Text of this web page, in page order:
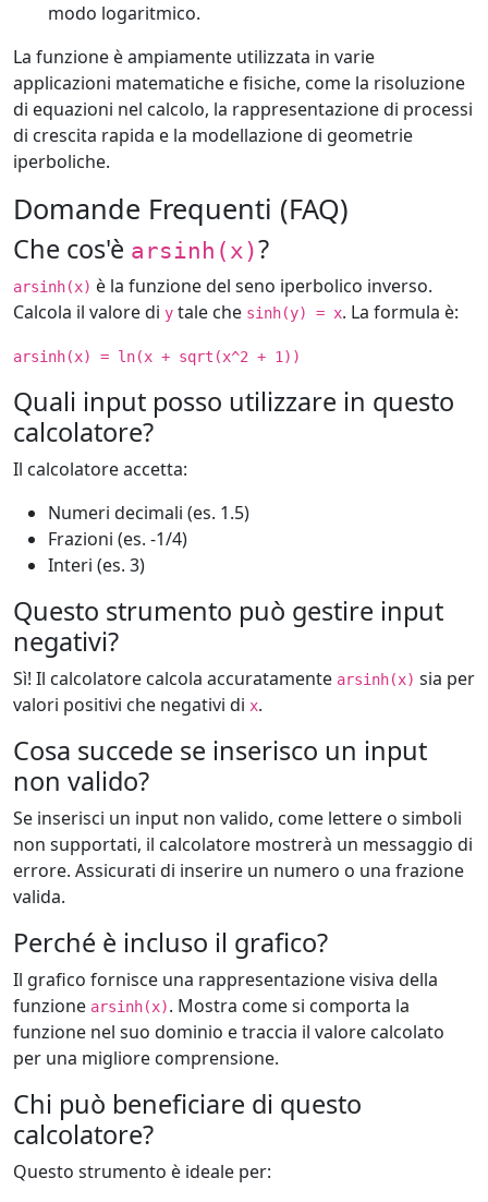
modo logaritmico.
La funzione è ampiamente utilizzata in varie
applicazioni matematiche e fisiche, come la risoluzione
di equazioni nel calcolo, la rappresentazione di processi
di crescita rapida e la modellazione di geometrie
iperboliche.
Domande Frequenti (FAQ)
Che cos'è arsinh(x)?
arsinh(x) è la funzione del seno iperbolico inverso.
Calcola il valore di y tale che sinh(y) = x. La formula è:
arsinh(x) = ln(x + sqrt(x^2 + 1))
Quali input posso utilizzare in questo
calcolatore?
Il calcolatore accetta:
Numeri decimali (es. 1.5)
Frazioni (es. -1/4)
Interi (es. 3)
Questo strumento può gestire input
negativi?
Sì! Il calcolatore calcola accuratamente arsinh(x) sia per
valori positivi che negativi di x.
Cosa succede se inserisco un input
non valido?
Se inserisci un input non valido, come lettere o simboli
non supportati, il calcolatore mostrerà un messaggio di
errore. Assicurati di inserire un numero o una frazione
valida.
Perché è incluso il grafico?
Il grafico fornisce una rappresentazione visiva della
funzione arsinh(x). Mostra come si comporta la
funzione nel suo dominio e traccia il valore calcolato
per una migliore comprensione.
Chi può beneficiare di questo
calcolatore?
Questo strumento è ideale per: